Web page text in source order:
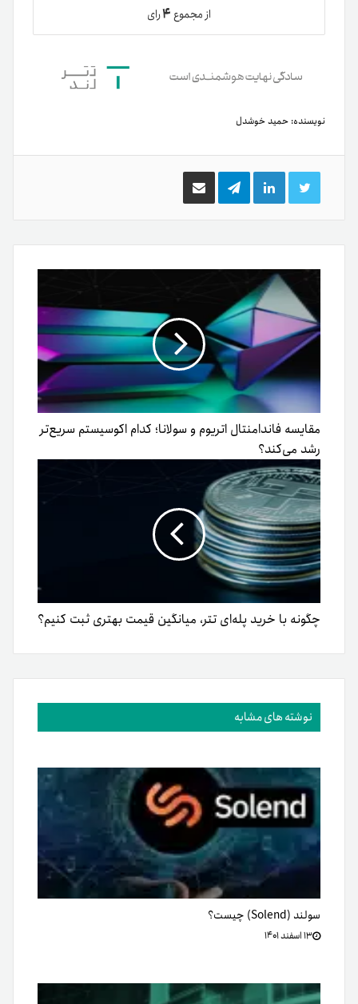
از مجموع۴رای
نویسنده: حمید خوشدل
توییتر لینکدینتلگرام اشتراک
گذاری
ایمیل
مقایسه فاندامنتال اتریوم و سولانا؛ کدام اکوسیستم سریع‌تر
رشد می‌کند؟
چگونه با خرید پله‌ای تتر، میانگین قیمت بهتری ثبت کنیم؟
نوشته های مشابه
سولند (Solend) چیست؟
۱۳ اسفند ۱۴۰۱